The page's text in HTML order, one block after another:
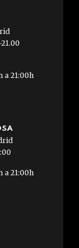
a 21:00h
a 21:00h